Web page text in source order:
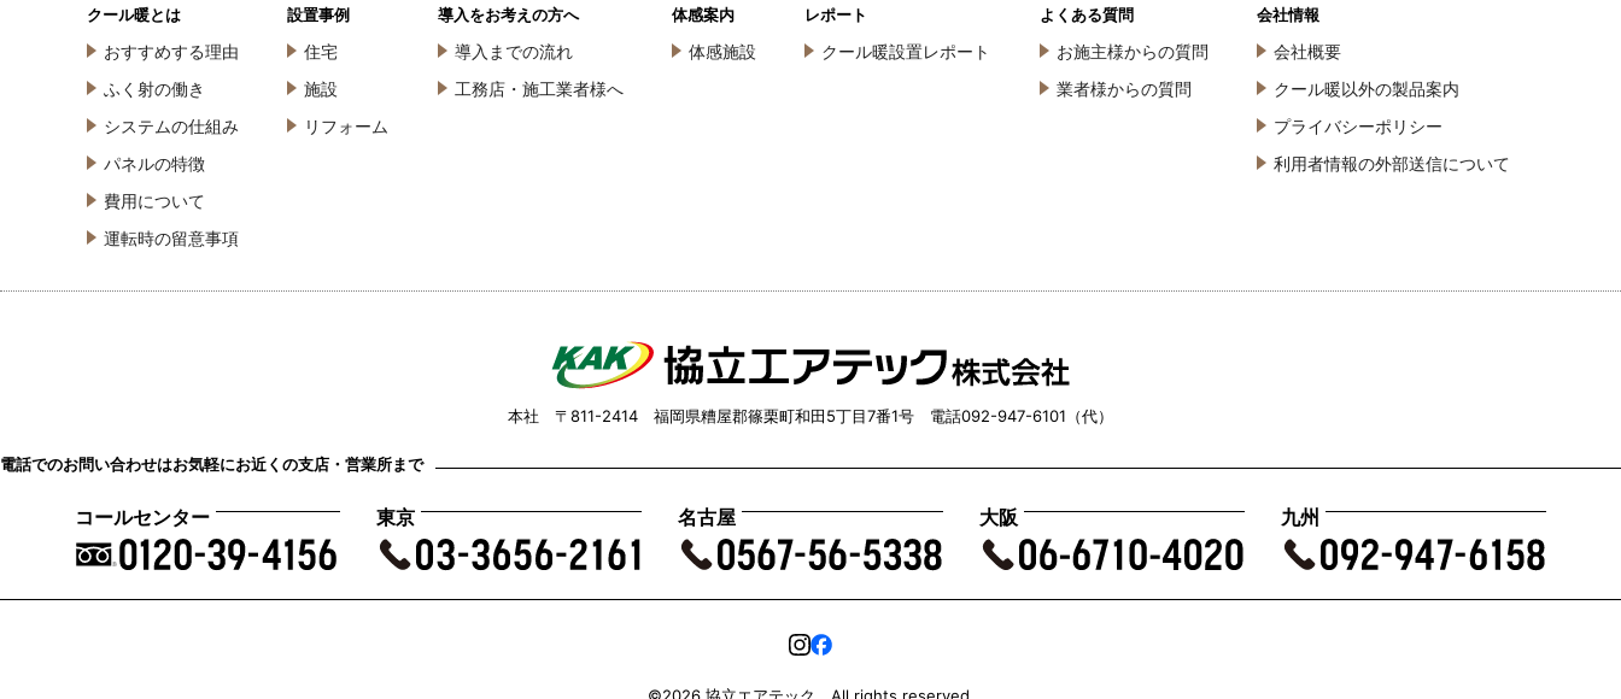
クール暖とは
おすすめする理由
ふく射の働き
システムの仕組み
パネルの特徴
費用について
運転時の留意事項
設置事例
住宅
施設
リフォーム
導入をお考えの方へ
導入までの流れ
工務店・施工業者様へ
体感案内
体感施設
レポート
クール暖設置レポート
よくある質問
お施主様からの質問
業者様からの質問
会社情報
会社概要
クール暖以外の製品案内
プライバシーポリシー
利用者情報の外部送信について
本社 〒811-2414 福岡県糟屋郡篠栗町和田5丁目7番1号 電話092-947-6101（代）
電話でのお問い合わせはお気軽にお近くの支店・営業所まで
コールセンター 東京 名古屋 大阪 九州
©2026 協立エアテック All rights reserved.